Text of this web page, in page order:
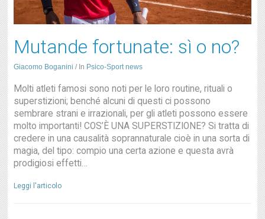
Mutande fortunate: sì o no?
Giacomo Boganini / In Psico-Sport news
Molti atleti famosi sono noti per le loro routine, rituali o
superstizioni; benché alcuni di questi ci possono
sembrare strani e irrazionali, per gli atleti possono essere
molto importanti! COS’È UNA SUPERSTIZIONE? Si tratta di
credere in una causalità soprannaturale cioè in una sorta di
magia, del tipo: compio una certa azione e questa avrà
prodigiosi effetti…
Leggi l'articolo